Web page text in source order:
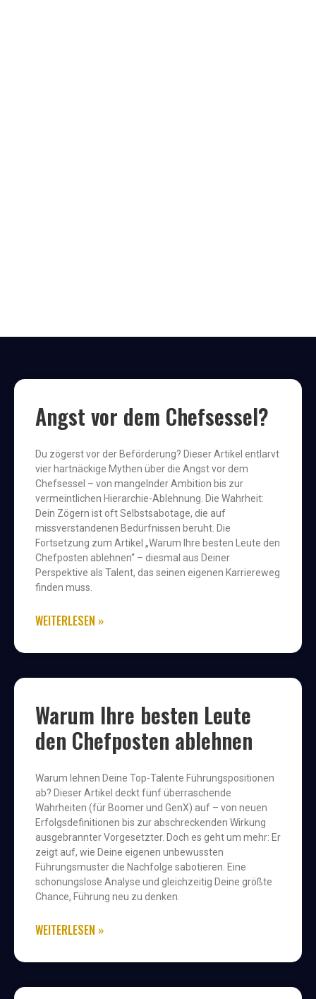
Angst vor dem Chefsessel?
Du zögerst vor der Beförderung? Dieser Artikel entlarvt
vier hartnäckige Mythen über die Angst vor dem
Chefsessel – von mangelnder Ambition bis zur
vermeintlichen Hierarchie-Ablehnung. Die Wahrheit:
Dein Zögern ist oft Selbstsabotage, die auf
missverstandenen Bedürfnissen beruht. Die
Fortsetzung zum Artikel „Warum Ihre besten Leute den
Chefposten ablehnen“ – diesmal aus Deiner
Perspektive als Talent, das seinen eigenen Karriereweg
finden muss.
WEITERLESEN »
Warum Ihre besten Leute
den Chefposten ablehnen
Warum lehnen Deine Top-Talente Führungspositionen
ab? Dieser Artikel deckt fünf überraschende
Wahrheiten (für Boomer und GenX) auf – von neuen
Erfolgsdefinitionen bis zur abschreckenden Wirkung
ausgebrannter Vorgesetzter. Doch es geht um mehr: Er
zeigt auf, wie Deine eigenen unbewussten
Führungsmuster die Nachfolge sabotieren. Eine
schonungslose Analyse und gleichzeitig Deine größte
Chance, Führung neu zu denken.
WEITERLESEN »